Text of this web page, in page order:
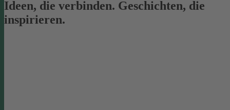
Ideen, die verbinden. Geschichten, die
inspirieren.